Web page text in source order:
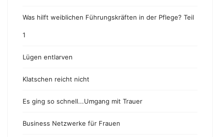
Was hilft weiblichen Führungskräften in der Pflege? Teil
1
Lügen entlarven
Klatschen reicht nicht
Es ging so schnell...Umgang mit Trauer
Business Netzwerke für Frauen